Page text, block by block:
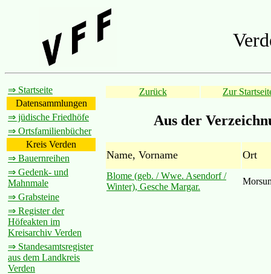
⇒ Startseite
Datensammlungen
⇒ jüdische Friedhöfe
⇒ Ortsfamilienbücher
Kreis Verden
⇒ Bauernreihen
⇒ Gedenk- und
Mahnmale
⇒ Grabsteine
⇒ Register der
Höfeakten im
Kreisarchiv Verden
⇒ Standesamtsregister
aus dem Landkreis
Verden
Zurück Zur
Aus der
Name, Vorname Ort
Blome (geb. / Wwe. Asendorf /
Winter), Gesche Margar.